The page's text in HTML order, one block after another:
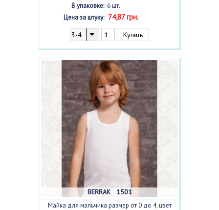
В упаковке:6 шт.
Цена за штуку:74,87 грн.
BERRAK 1501
Майка для мальчика размер от 0 до 4, цвет